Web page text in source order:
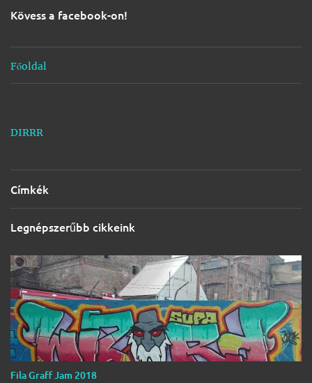
s
k
Kövess a facebook-on!
Főoldal
DIRRR
Címkék
Legnépszerűbb cikkeink
Fila Graff Jam 2018